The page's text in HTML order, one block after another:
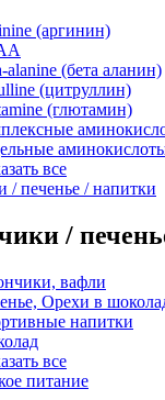
(аргинин)
alanine (бета аланин)
(цитруллин)
(глютамин)
все
/ печенье / напитки
/
вафли
Орехи в
напитки
все
питание